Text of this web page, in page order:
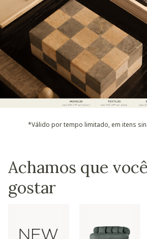
*Válido por tempo limitado, em itens
Achamos que
gostar